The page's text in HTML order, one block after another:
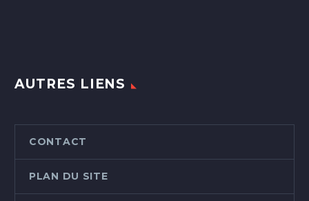
AUTRES LIENS
CONTACT
PLAN DU SITE